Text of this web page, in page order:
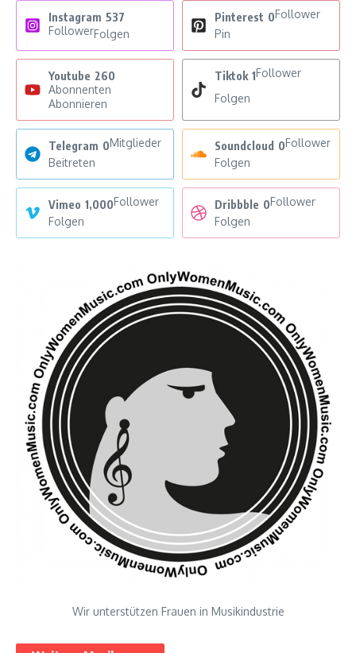
Instagram 537
FollowerFolgen
Pinterest 0Follower
Pin
Youtube 260
Abonnenten
Abonnieren
Tiktok 1Follower
Folgen
Telegram 0Mitglieder
Beitreten
Soundcloud 0Follower
Folgen
Vimeo 1,000Follower
Folgen
Dribbble 0Follower
Folgen
Wir unterstützen Frauen in Musikindustrie